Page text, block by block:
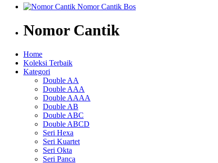
Nomor Cantik
Home
Koleksi Terbaik
Kategori
Double AA
Double AAA
Double AAAA
Double AB
Double ABC
Double ABCD
Seri Hexa
Seri Kuartet
Seri Okta
Seri Panca